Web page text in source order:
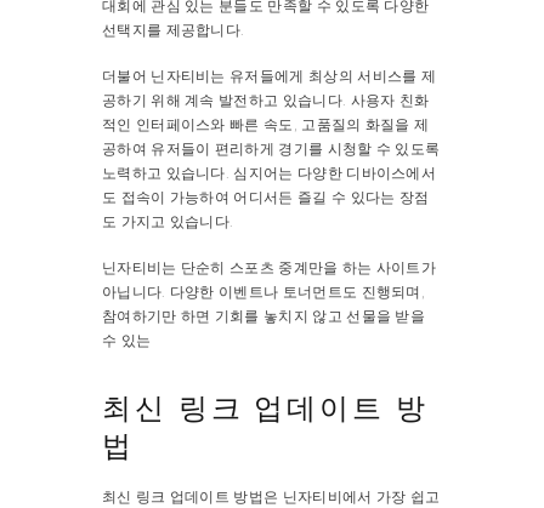
대회에 관심 있는 분들도 만족할 수 있도록 다양한
선택지를 제공합니다.
더불어 닌자티비는 유저들에게 최상의 서비스를 제
공하기 위해 계속 발전하고 있습니다. 사용자 친화
적인 인터페이스와 빠른 속도, 고품질의 화질을 제
공하여 유저들이 편리하게 경기를 시청할 수 있도록
노력하고 있습니다. 심지어는 다양한 디바이스에서
도 접속이 가능하여 어디서든 즐길 수 있다는 장점
도 가지고 있습니다.
닌자티비는 단순히 스포츠 중계만을 하는 사이트가
아닙니다. 다양한 이벤트나 토너먼트도 진행되며,
참여하기만 하면 기회를 놓치지 않고 선물을 받을
수 있는
최신 링크 업데이트 방
법
최신 링크 업데이트 방법은 닌자티비에서 가장 쉽고